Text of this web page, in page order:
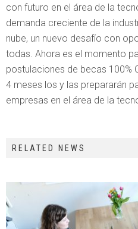
con futuro en el área de la
demanda creciente de la
nube, un nuevo desafío con
todas. Ahora es el momento
postulaciones de becas 100%
4 meses los y las prepararán
empresas en el área de la
RELATED NEWS